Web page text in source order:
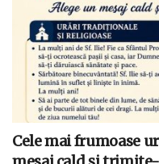
Cele mai frumoase